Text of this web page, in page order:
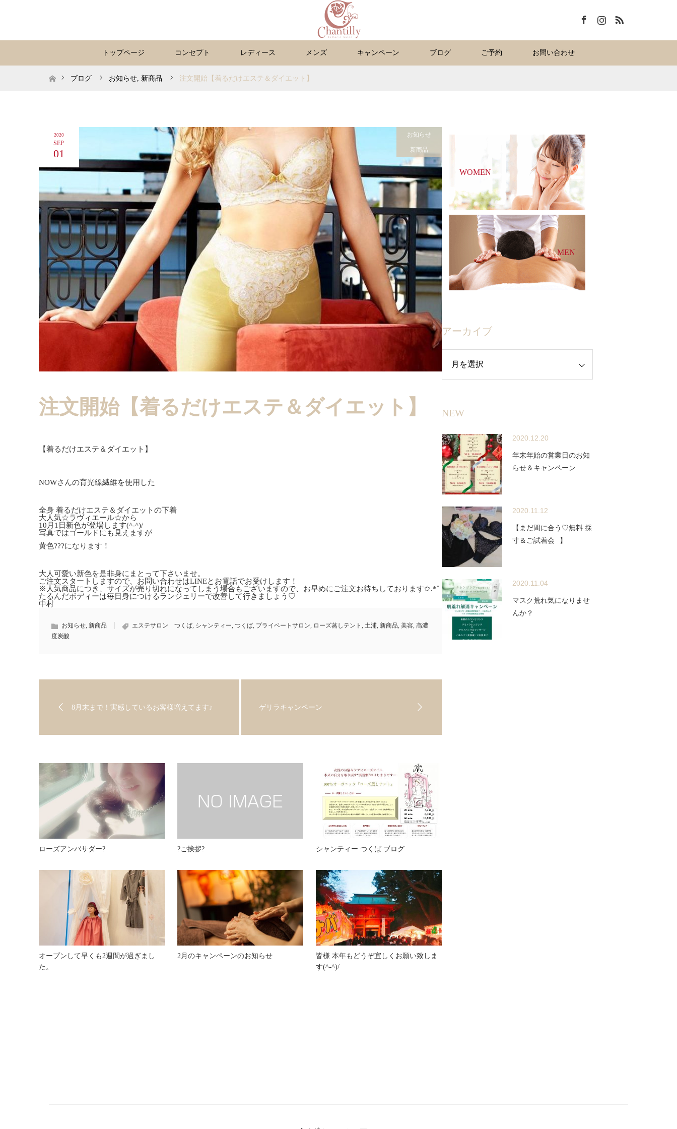
トップページ コンセプト レディース メンズ キャンペーン ブログ ご予約 お問い合わせ
ホームブログ お知らせ, 新商品 注文開始【着るだけエステ＆ダイエット】
2020
SEP
01
お知らせ
新商品
注文開始【着るだけエステ＆ダイエット】
【着るだけエステ＆ダイエット】
NOWさんの育光線繊維を使用した
全身 着るだけエステ＆ダイエットの下着
大人気☆ラヴィエール☆から
10月1日新色が登場します(^-^)/
写真ではゴールドにも見えますが
黄色???になります！
大人可愛い新色を是非身にまとって下さいませ。
ご注文スタートしますので、お問い合わせはLINEとお電話でお受けします！
※人気商品につき、サイズが売り切れになってしまう場合もございますので、お早めにご注文お待ちしております✩.*˚
たるんだボディーは毎日身につけるランジェリーで改善して行きましょう♡
中村
お知らせ, 新商品 エステサロン つくば, シャンティー, つくば, プライベートサロン, ローズ蒸しテント , 土浦, 新商品, 美容, 高濃
度炭酸
8月末まで！実感しているお客様増えてます♪ ゲリラキャンペーン
ローズアンバサダー? ?ご挨拶? シャンティー つくば ブログ
オープンして早くも2週間が過ぎまし
た。
2月のキャンペーンのお知らせ
皆様 本年もどうぞ宜しくお願い致しま
す(^-^)/
WOMEN
MEN
アーカイブ
NEW
2020.12.20
年末年始の営業日のお知
らせ＆キャンペーン
2020.11.12
【まだ間に合う♡無料 採
寸＆ご試着会⠀】
2020.11.04
マスク荒れ気になりませ
んか？